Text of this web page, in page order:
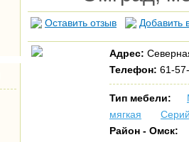
Оставить отзыв Добавить
Адрес:
Телефон: 61-
Тип мебели:
мягкая
Район - Омск: